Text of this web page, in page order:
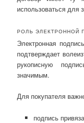
использоваться для
РОЛЬ ЭЛЕКТРОННОЙ
Электронная
подтверждает
рукописную
значимым.
Для покупателя
подпись